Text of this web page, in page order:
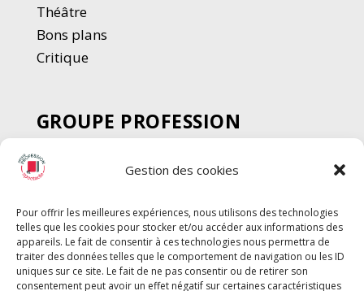
Gestion des cookies
Pour offrir les meilleures expériences, nous utilisons des technologies
telles que les cookies pour stocker et/ou accéder aux informations des
appareils. Le fait de consentir à ces technologies nous permettra de
traiter des données telles que le comportement de navigation ou les ID
uniques sur ce site. Le fait de ne pas consentir ou de retirer son
consentement peut avoir un effet négatif sur certaines caractéristiques
Théâtre
Bons plans
Critique
GROUPE PROFESSION
SPECTACLE
Chèque Intermittents
Chèque Compta
Chèque Emploi Spectacle
G-Pods